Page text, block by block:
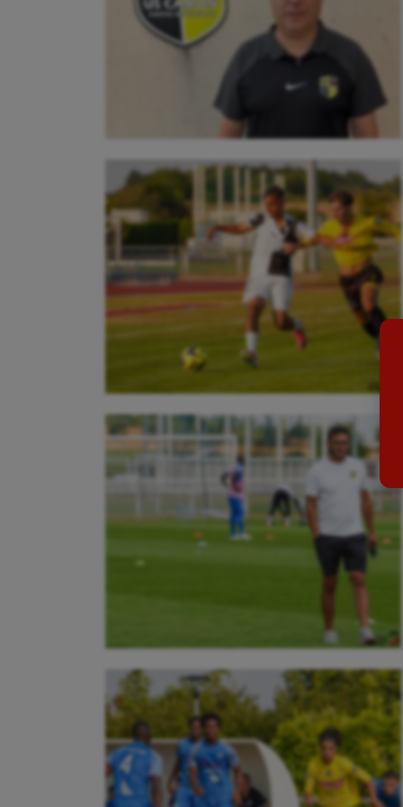
Aéronautique
Athlétisme
Auto
Aviron
Ballon au poing
Baseball
Billard
Boules lyonnaises
Canoë-kayak
Cerf Volant
Crossfit
Cyclisme
Danse